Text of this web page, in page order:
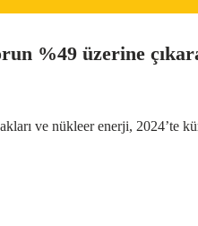
%49 üzerine
ve nükleer enerji, 2024’te